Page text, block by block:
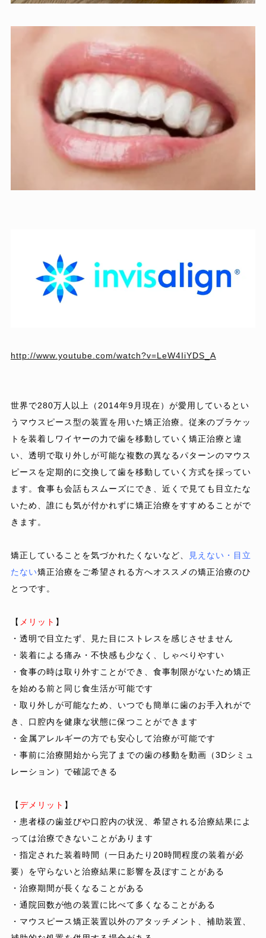
http://www.youtube.com/watch?v=LeW4IiYDS_A
世界で280万人以上（2014年9月現在）が愛用しているとい
うマウスピース型の装置を用いた矯正治療。従来のブラケッ
トを装着しワイヤーの力で歯を移動していく矯正治療と違
い、透明で取り外しが可能な複数の異なるパターンのマウス
ピースを定期的に交換して歯を移動していく方式を採ってい
ます。食事も会話もスムーズにでき、近くで見ても目立たな
いため、誰にも気が付かれずに矯正治療をすすめることがで
きます。
矯正していることを気づかれたくないなど、 見えない ・ 目立
たない矯正治療をご希望される方へオススメの矯正治療のひ
とつです。
【 メリット 】
・透明で目立たず、見た目にストレスを感じさせません
・装着による痛み・不快感も少なく、しゃべりやすい
・食事の時は取り外すことができ、食事制限がないため矯正
を始める前と同じ食生活が可能です
・取り外しが可能なため、いつでも簡単に歯のお手入れがで
き、口腔内を健康な状態に保つことができます
・金属アレルギーの方でも安心して治療が可能です
・事前に治療開始から完了までの歯の移動を動画（3Dシミュ
レーション）で確認できる
【デメリット 】
・患者様の歯並びや口腔内の状況、希望される治療結果によ
っては治療できないことがあります
・指定された装着時間（一日あたり20時間程度の装着が必
要）を守らないと治療結果に影響を及ぼすことがある
・治療期間が長くなることがある
・通院回数が他の装置に比べて多くなることがある
・マウスピース矯正装置以外のアタッチメント、補助装置、